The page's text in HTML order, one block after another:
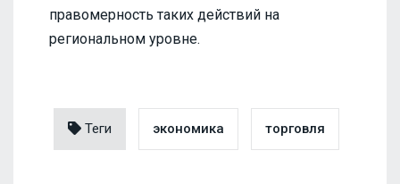
правомерность таких действий на
региональном уровне.
Теги экономика торговля